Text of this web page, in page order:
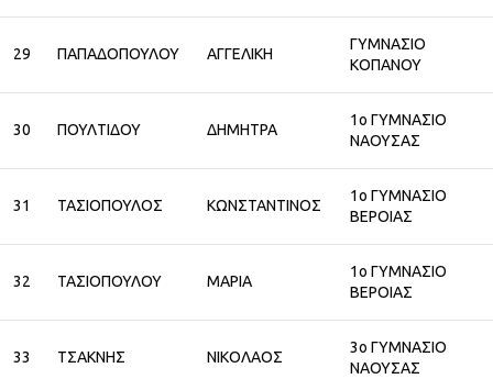
29 ΠΑΠΑΔΟΠΟΥΛΟΥ ΑΓΓΕΛΙΚΗ
ΓΥΜΝΑΣΙΟ
ΚΟΠΑΝΟΥ
30 ΠΟΥΛΤΙΔΟΥ ΔΗΜΗΤΡΑ
1ο ΓΥΜΝΑΣΙΟ
ΝΑΟΥΣΑΣ
31 ΤΑΣΙΟΠΟΥΛΟΣ ΚΩΝΣΤΑΝΤΙΝΟΣ
1ο ΓΥΜΝΑΣΙΟ
ΒΕΡΟΙΑΣ
32 ΤΑΣΙΟΠΟΥΛΟΥ ΜΑΡΙΑ
1ο ΓΥΜΝΑΣΙΟ
ΒΕΡΟΙΑΣ
33 ΤΣΑΚΝΗΣ ΝΙΚΟΛΑΟΣ
3ο ΓΥΜΝΑΣΙΟ
ΝΑΟΥΣΑΣ